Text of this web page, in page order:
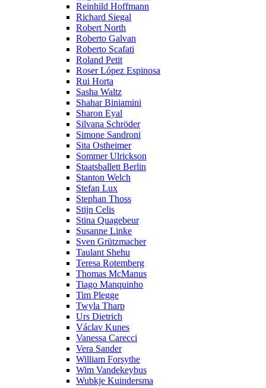
Reinhild Hoffmann
Richard Siegal
Robert North
Roberto Galvan
Roberto Scafati
Roland Petit
Roser López Espinosa
Rui Horta
Sasha Waltz
Shahar Biniamini
Sharon Eyal
Silvana Schröder
Simone Sandroni
Sita Ostheimer
Sommer Ulrickson
Staatsballett Berlin
Stanton Welch
Stefan Lux
Stephan Thoss
Stijn Celis
Stina Quagebeur
Susanne Linke
Sven Grützmacher
Taulant Shehu
Teresa Rotemberg
Thomas McManus
Tiago Manquinho
Tim Plegge
Twyla Tharp
Urs Dietrich
Václav Kunes
Vanessa Carecci
Vera Sander
William Forsythe
Wim Vandekeybus
Wubkje Kuindersma